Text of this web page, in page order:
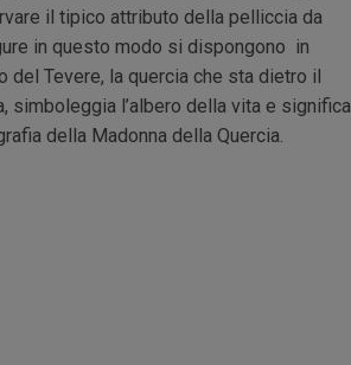
il tipico attributo della pelliccia da
in questo modo si dispongono in
Tevere, la quercia che sta dietro il
simboleggia l’albero della vita e significa
della Madonna della Quercia.